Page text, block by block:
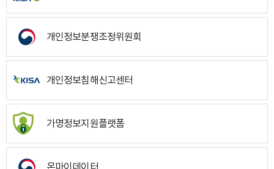
개인정보분쟁조정위원회
개인정보침해신고센터
가명정보지원플랫폼
온마이데이터